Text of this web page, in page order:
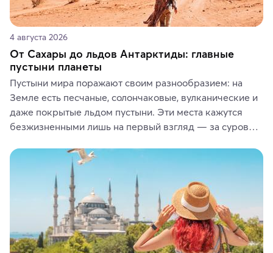
4 августа 2026
От Сахары до льдов Антарктиды: главные
пустыни планеты
Пустыни мира поражают своим разнообразием: на
Земле есть песчаные, солончаковые, вулканические и
даже покрытые льдом пустыни. Эти места кажутся
безжизненными лишь на первый взгляд — за суровой
животные и маршруты, которые дарят одни из самых
ярких впечатлений от путешествий.